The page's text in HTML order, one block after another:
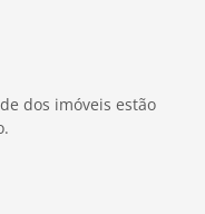
dos imóveis estão